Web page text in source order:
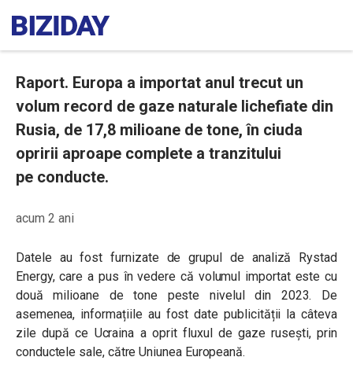
Raport. Europa a importat anul trecut un
volum record de gaze naturale lichefiate din
Rusia, de 17,8 milioane de tone, în ciuda
opririi aproape complete a tranzitului
pe conducte.
acum 2 ani
Datele au fost furnizate de grupul de analiză Rystad
Energy, care a pus în vedere că volumul importat este cu
două milioane de tone peste nivelul din 2023. De
asemenea, informațiile au fost date publicității la câteva
zile după ce Ucraina a oprit fluxul de gaze rusești, prin
conductele sale, către Uniunea Europeană.